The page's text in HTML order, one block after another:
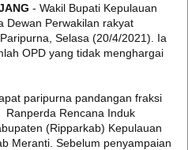
- Wakil Bupati Kepulauan
Dewan Perwakilan rakyat
Selasa (20/4/2021). Ia
OPD yang tidak menghargai
paripurna pandangan fraksi
Ranperda Rencana Induk
(Ripparkab) Kepulauan
Meranti. Sebelum penyampaian